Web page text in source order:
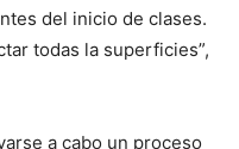
del inicio de clases.
todas la superficies”,
a cabo un proceso